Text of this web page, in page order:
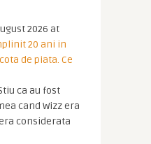
2026 at
20 ani in
de piata. Ce
ca au fost
cand Wizz era
considerata